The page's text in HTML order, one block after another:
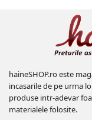
haineSHOP.ro este
incasarile de pe urma
produse intr-adevar
materialele folosite.